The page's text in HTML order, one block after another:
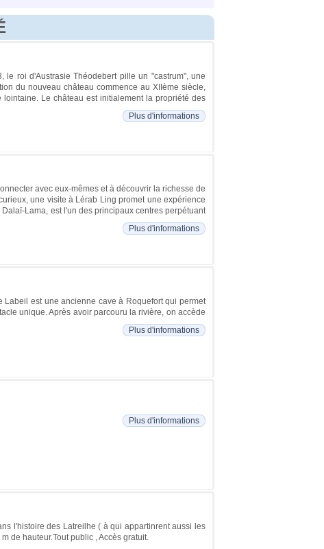
roi d'Austrasie Théodebert pille un "castrum", une
du nouveau château commence au XIIème siècle,
Le château est initialement la propriété des
Plus d'informations
avec eux-mêmes et à découvrir la richesse de
une visite à Lérab Ling promet une expérience
Lama, est l'un des principaux centres perpétuant
Plus d'informations
est une ancienne cave à Roquefort qui permet
unique. Après avoir parcouru la rivière, on accède
Plus d'informations
Plus d'informations
l'histoire des Latreilhe ( à qui appartinrent aussi les
de hauteur.Tout public , Accès gratuit.